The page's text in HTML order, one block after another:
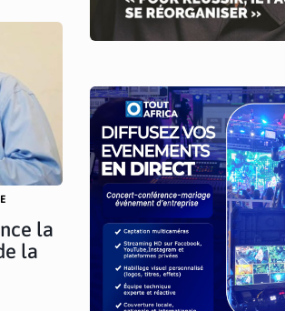
la
la